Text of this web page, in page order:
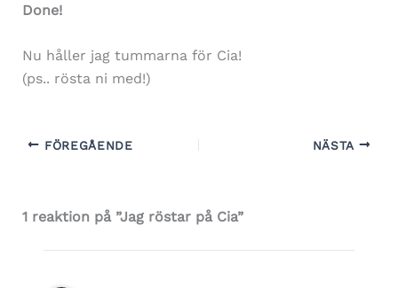
Done!
Nu håller jag tummarna för Cia!
(ps.. rösta ni med!)
FÖREGÅENDE NÄSTA
1 reaktion på ”Jag röstar på Cia”